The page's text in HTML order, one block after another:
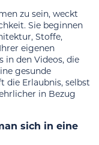
zu sein, weckt
Sie beginnen
Stoffe,
eigenen
in den Videos, die
gesunde
die Erlaubnis, selbst
in Bezug
sich in eine